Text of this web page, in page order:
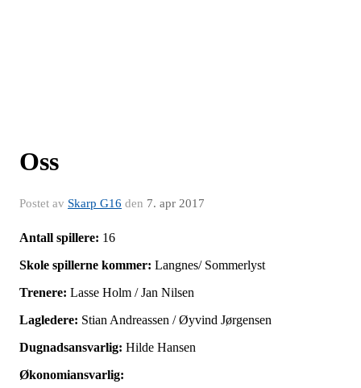
Oss
Postet av Skarp G16 den 7. apr 2017
Antall spillere: 16
Skole spillerne kommer: Langnes/ Sommerlyst
Trenere: Lasse Holm / Jan Nilsen
Lagledere: Stian Andreassen / Øyvind Jørgensen
Dugnadsansvarlig: Hilde Hansen
Økonomiansvarlig: